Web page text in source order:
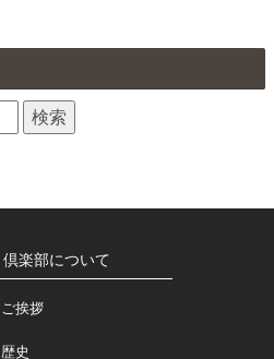
倶楽部について
ご挨拶
歴史